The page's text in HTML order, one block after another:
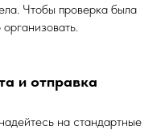
Чтобы проверка была
и отправка
на стандартные